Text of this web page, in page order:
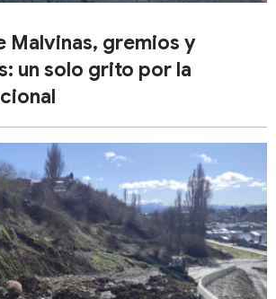
Malvinas, gremios y
un solo grito por la